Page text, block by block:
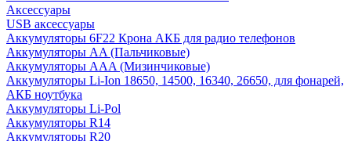
Аксессуары
USB аксессуары
Аккумуляторы 6F22 Крона АКБ для радио телефонов
Аккумуляторы AA (Пальчиковые)
Аккумуляторы AAA (Мизинчиковые)
Аккумуляторы Li-Ion 18650, 14500, 16340, 26650, для фонарей,
АКБ ноутбука
Аккумуляторы Li-Pol
Аккумуляторы R14
Аккумуляторы R20